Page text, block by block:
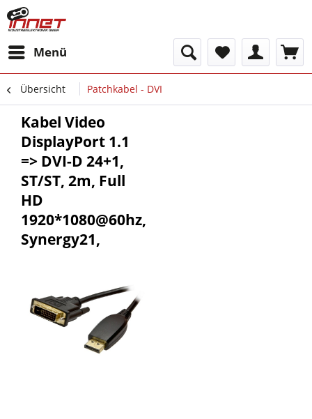
Menü
Übersicht Patchkabel - DVI
Kabel Video
DisplayPort 1.1
=> DVI-D 24+1,
ST/ST, 2m, Full
HD
1920*1080@60hz,
Synergy21,